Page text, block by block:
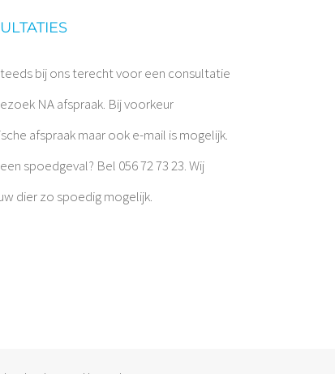
bij ons terecht voor een consultatie
NA afspraak. Bij voorkeur
afspraak maar ook e-mail is mogelijk.
spoedgeval? Bel 056 72 73 23. Wij
dier zo spoedig mogelijk.